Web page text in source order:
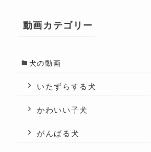
動画カテゴリー
犬の動画
いたずらする犬
かわいい子犬
がんばる犬